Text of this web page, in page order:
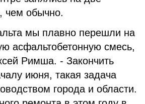
чем обычно.
мы плавно перешли на
асфальтобетонную смесь,
Римша. - Закончить
июня, такая задача
города и области.